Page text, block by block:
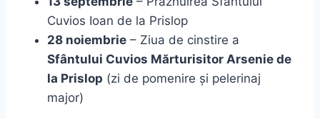
Cuvios Ioan de la Prislop
28 noiembrie – Ziua de cinstire a
Sfântului Cuvios Mărturisitor Arsenie de
la Prislop (zi de pomenire și pelerinaj
major)